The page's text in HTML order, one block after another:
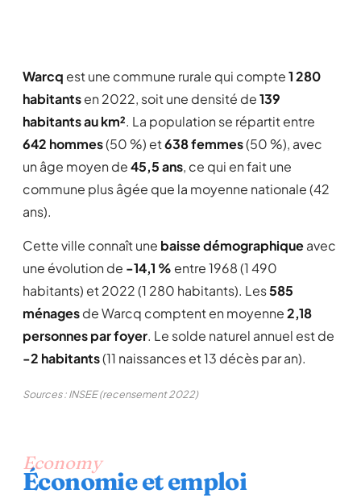
Warcq est une commune rurale qui compte1 280
habitantsen 2022, soit une densité de139
habitants au km². La population se répartit entre
642 hommes(50 %) et638 femmes(50 %), avec
un âge moyen de45,5 ans, ce qui en fait une
commune plus âgée que la moyenne nationale (42
ans).
Cette ville connaît une baisse démographiqueavec
une évolution de -14,1 % entre 1968 (1 490
habitants) et 2022 (1 280 habitants). Les585
ménagesde Warcq comptent en moyenne2,18
personnes par foyer. Le solde naturel annuel est de
-2 habitants(11 naissances et 13 décès par an).
Sources : INSEE (recensement 2022)
Economy
Économie et emploi